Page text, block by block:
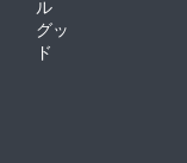
ル
グッ
ド